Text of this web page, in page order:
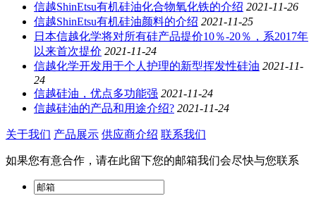
信越ShinEtsu有机硅油化合物氧化铁的介绍 2021-11-26
信越ShinEtsu有机硅油颜料的介绍 2021-11-25
日本信越化学将对所有硅产品提价10％-20％，系2017年
以来首次提价 2021-11-24
信越化学开发用于个人护理的新型挥发性硅油 2021-11-
24
信越硅油，优点多功能强 2021-11-24
信越硅油的产品和用途介绍? 2021-11-24
关于我们 产品展示 供应商介绍 联系我们
如果您有意合作，请在此留下您的邮箱我们会尽快与您联系